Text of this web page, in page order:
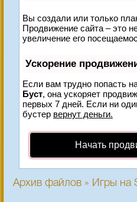
Вы создали или только
Продвижение сайта – это
увеличение его
Ускорение
Если вам трудно попасть
Буст, она ускоряет
первых 7 дней. Если ни
бустер вернут деньги.
Начать
Архив файлов » Игры на